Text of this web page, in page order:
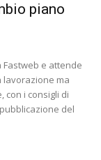
piano
e attende
lavorazione ma
con i consigli di
del